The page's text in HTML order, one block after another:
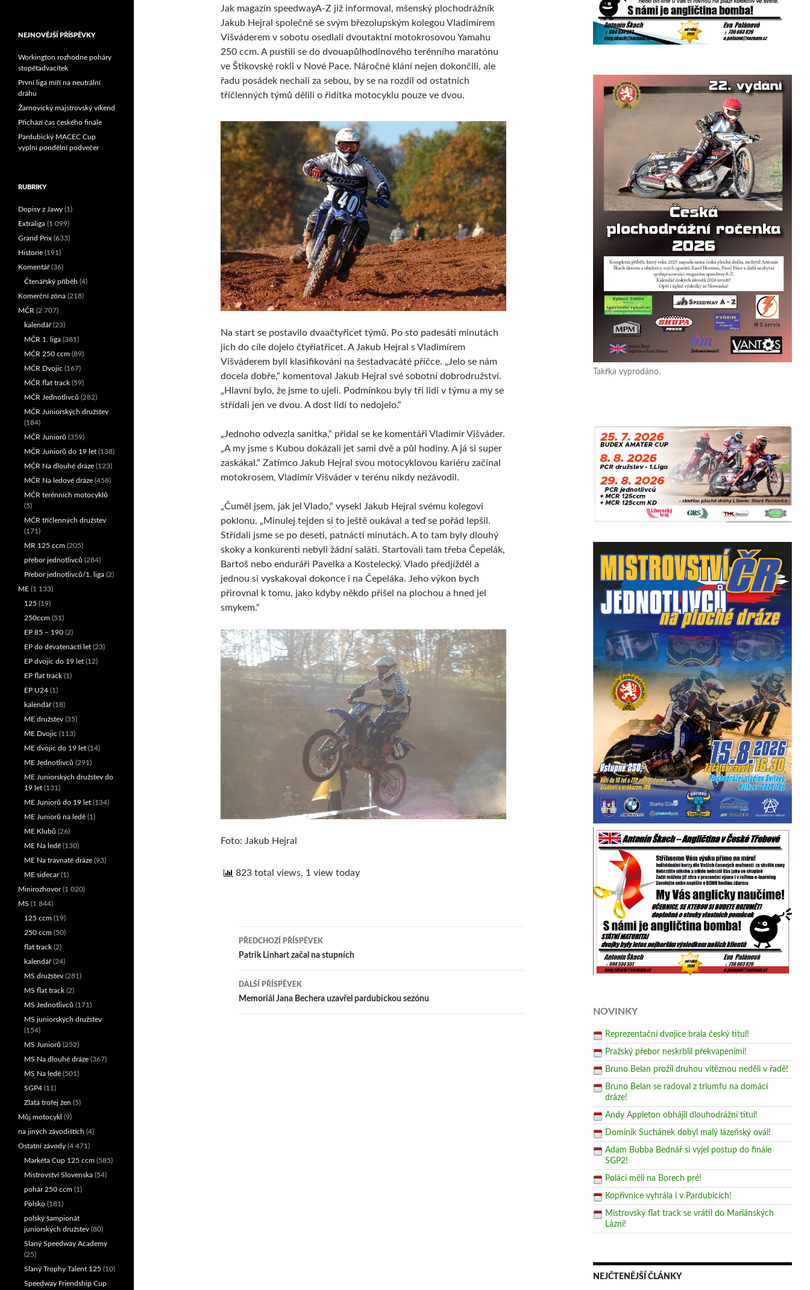
Jak magazín speedwayA-Z již informoval, mšenský plochodrážník
Jakub Hejral společně se svým březolupským kolegou Vladimírem
Višváderem v sobotu osedlali dvoutaktní motokrosovou Yamahu
250 ccm. A pustili se do dvouapůlhodinového terénního maratónu
ve Štikovské rokli v Nové Pace. Náročné klání nejen dokončili, ale
řadu posádek nechali za sebou, by se na rozdíl od ostatních
tříčlenných týmů dělili o řidítka motocyklu pouze ve dvou.
Na start se postavilo dvaačtyřicet týmů. Po sto padesáti minutách
jich do cíle dojelo čtyřiatřicet. A Jakub Hejral s Vladimírem
Višváderem byli klasifikováni na šestadvacáté příčce. „Jelo se nám
docela dobře,“ komentoval Jakub Hejral své sobotní dobrodružství.
„Hlavní bylo, že jsme to ujeli. Podmínkou byly tři lidi v týmu a my se
střídali jen ve dvou. A dost lidí to nedojelo.“
„Jednoho odvezla sanitka,“ přidal se ke komentáři Vladimír Višváder.
„A my jsme s Kubou dokázali jet sami dvě a půl hodiny. A já si super
zaskákal.“ Zatímco Jakub Hejral svou motocyklovou kariéru začínal
motokrosem, Vladimír Višváder v terénu nikdy nezávodil.
„Čuměl jsem, jak jel Vlado,“ vysekl Jakub Hejral svému kolegovi
poklonu. „Minulej tejden si to ještě oukával a teď se pořád lepšil.
Střídali jsme se po deseti, patnácti minutách. A to tam byly dlouhý
skoky a konkurenti nebyli žádní saláti. Startovali tam třeba Čepelák,
Bartoš nebo enduráři Pavelka a Kostelecký. Vlado předjížděl a
jednou si vyskakoval dokonce i na Čepeláka. Jeho výkon bych
přirovnal k tomu, jako kdyby někdo přišel na plochou a hned jel
smykem.“
Foto: Jakub Hejral
823 total views, 1 view today
Navigace
pro
příspěvek
PŘEDCHOZÍ PŘÍSPĚVEK
Patrik Linhart začal na stupních
DALŠÍ PŘÍSPĚVEK
Memoriál Jana Bechera uzavřel pardubickou sezónu
Takřka vyprodáno.
NOVINKY
Reprezentační dvojice brala český titul!
Pražský přebor neskrblil překvapeními!
Bruno Belan prožil druhou vítěznou neděli v řadě!
Bruno Belan se radoval z triumfu na domácí
dráze!
Andy Appleton obhájil dlouhodrážní titul!
Dominik Suchánek dobyl malý lázeňský ovál!
Adam Bubba Bednář si vyjel postup do finále
SGP2!
Poláci měli na Borech pré!
Kopřivnice vyhrála i v Pardubicích!
Mistrovský flat track se vrátil do Mariánských
Lázní!
NEJČTENĚJŠÍ ČLÁNKY
NEJNOVĚJŠÍ PŘÍSPĚVKY
Workington rozhodne poháry
stopětadvacítek
První liga míří na neutrální
dráhu
Žarnovický majstrovský víkend
Přichází čas českého finále
Pardubický MACEC Cup
vyplní pondělní podvečer
RUBRIKY
Dopisy z Jawy (1)
Extraliga (1 099)
Grand Prix (633)
Historie (191)
Komentář(36)
Čtenářský příběh (4)
Komerční zóna (218)
MČR (2 707)
kalendář(23)
MČR 1. liga (381)
MČR 250 ccm (89)
MČR Dvojic (167)
MČR flat track (59)
MČR Jednotlivců (282)
MČR Juniorských družstev
(184)
MČR Juniorů (359)
MČR Juniorů do 19 let (138)
MČR Na dlouhé dráze (123)
MČR Na ledové dráze (458)
MČR terénních motocyklů
(5)
MČR tříčlenných družstev
(171)
MR 125 ccm (205)
přebor jednotlivců (284)
Přebor jednotlivců/1. liga (2)
ME (1 133)
125 (19)
250ccm (51)
EP 85 – 190 (2)
EP do devatenácti let (23)
EP dvojic do 19 let (12)
EP flat track (1)
EP U24 (1)
kalendář(18)
ME družstev (35)
ME Dvojic (113)
ME dvojic do 19 let (14)
ME Jednotlivců (291)
ME Juniorských družstev do
19 let (131)
ME Juniorů do 19 let (134)
ME Juniorů na ledě (1)
ME Klubů (26)
ME Na ledě (130)
ME Na travnaté dráze (93)
ME sidecar(1)
Minirozhovor(1 020)
MS (1 844)
125 ccm (19)
250 ccm (50)
flat track (2)
kalendář(24)
MS družstev (281)
MS flat track (2)
MS Jednotlivců (171)
MS juniorských družstev
(154)
MS Juniorů (252)
MS Na dlouhé dráze (367)
MS Na ledě (501)
SGP4 (11)
Zlatá trofej žen (5)
Můj motocykl (9)
na jiných závodištích (4)
Ostatní závody (4 471)
Markéta Cup 125 ccm (585)
Mistrovství Slovenska (54)
pohár 250 ccm (1)
Polsko (181)
polský šampionát
juniorských družstev (80)
Slaný Speedway Academy
(25)
Slaný Trophy Talent 125 (10)
Speedway Friendship Cup